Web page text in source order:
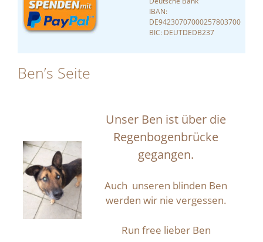
IBAN:
DE94230707000257803700
BIC: DEUTDEDB237
Ben’s Seite
Unser Ben ist über die
Regenbogenbrücke
gegangen.
Auch unseren blinden Ben
werden wir nie vergessen.
Run free lieber Ben